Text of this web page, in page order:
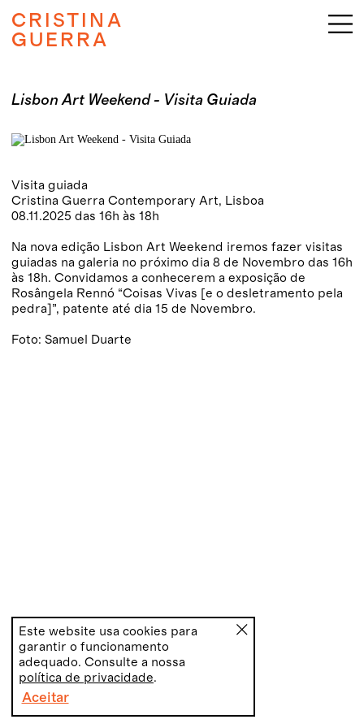
CRISTINA
GUERRA
PT EN
Este website usa cookies para
garantir o funcionamento
adequado. Consulte a nossa
política de privacidade.
Aceitar
Lisbon Art Weekend - Visita Guiada
Visita guiada
Cristina Guerra Contemporary Art, Lisboa
08.11.2025 das 16h às 18h
Na nova edição Lisbon Art Weekend iremos fazer visitas
guiadas na galeria no próximo dia 8 de Novembro das 16h
às 18h. Convidamos a conhecerem a exposição de
Rosângela Rennó “Coisas Vivas [e o desletramento pela
pedra]”, patente até dia 15 de Novembro.
Foto: Samuel Duarte